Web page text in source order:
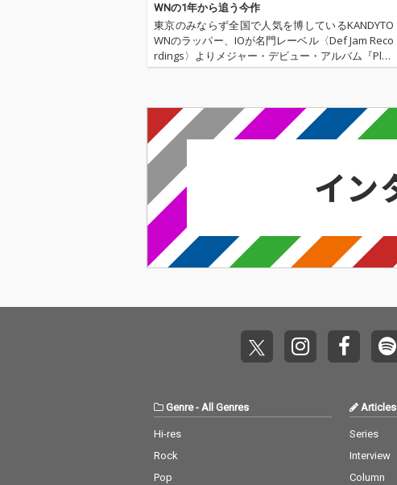
WNの1年から追う今作
東京のみならず全国で人気を博しているKANDYTO
WNのラッパー、IOが名門レーベル〈Def Jam Reco
rdings〉よりメジャー・デビュー・アルバム『Play
er's Ballad.』をリリース! 大物ラッパー5lackや沖
Genre- All Genres
Hi-res
Rock
Pop
Articles
Series
Interview
Column